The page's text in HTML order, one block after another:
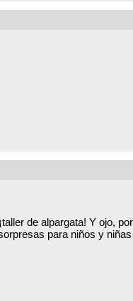
de alpargata! Y ojo,
para niños y